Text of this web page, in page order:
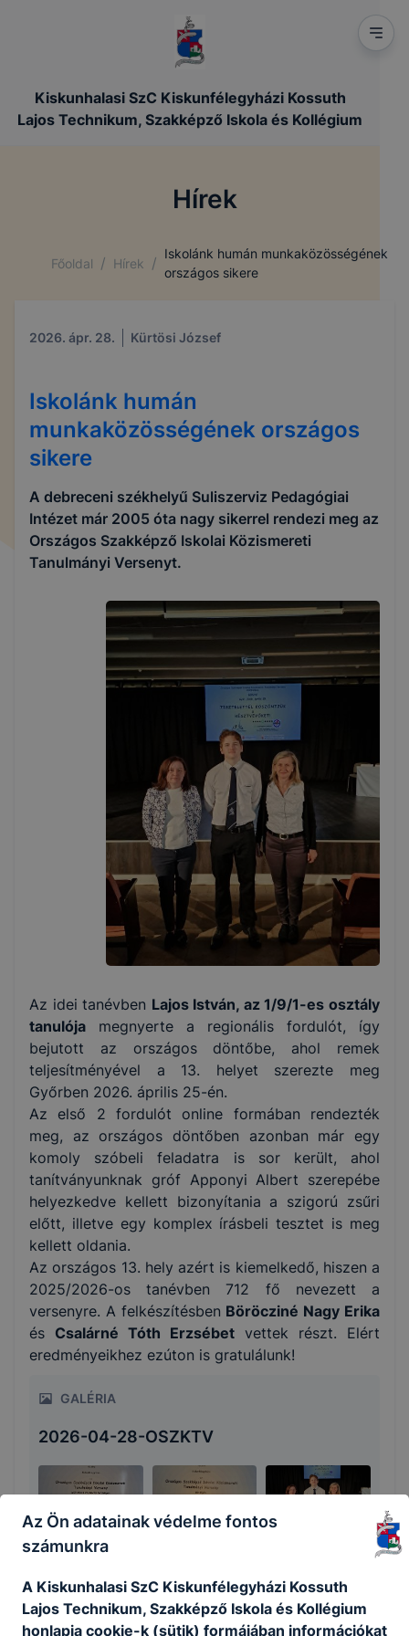
Kiskunhalasi SzC Kiskunfélegyházi Kossuth
Lajos Technikum, Szakképző Iskola és Kollégium
Hírek
Főoldal / Hírek /
Iskolánk humán munkaközösségének
országos sikere
2026. ápr. 28. Kürtösi József
Iskolánk humán
munkaközösségének országos
sikere
A debreceni székhelyű Suliszerviz Pedagógiai
Intézet már 2005 óta nagy sikerrel rendezi meg az
Országos Szakképző Iskolai Közismereti
Tanulmányi Versenyt.
Az idei tanévben Lajos István, az 1/9/1-es osztály
tanulója megnyerte a regionális fordulót, így
bejutott az országos döntőbe, ahol remek
teljesítményével a 13. helyet szerezte meg
Győrben 2026. április 25-én.
Az első 2 fordulót online formában rendezték
meg, az országos döntőben azonban már egy
komoly szóbeli feladatra is sor került, ahol
tanítványunknak gróf Apponyi Albert szerepébe
helyezkedve kellett bizonyítania a szigorú zsűri
előtt, illetve egy komplex írásbeli tesztet is meg
kellett oldania.
Az országos 13. hely azért is kiemelkedő, hiszen a
2025/2026-os tanévben 712 fő nevezett a
versenyre. A felkészítésben Böröcziné Nagy Erika
és Csalárné Tóth Erzsébet vettek részt. Elért
eredményeikhez ezúton is gratulálunk!
GALÉRIA
2026-04-28-OSZKTV
Megosztás
Az Ön adatainak védelme fontos
számunkra
A Kiskunhalasi SzC Kiskunfélegyházi Kossuth
Lajos Technikum, Szakképző Iskola és Kollégium
honlapja cookie-k (sütik) formájában információkat